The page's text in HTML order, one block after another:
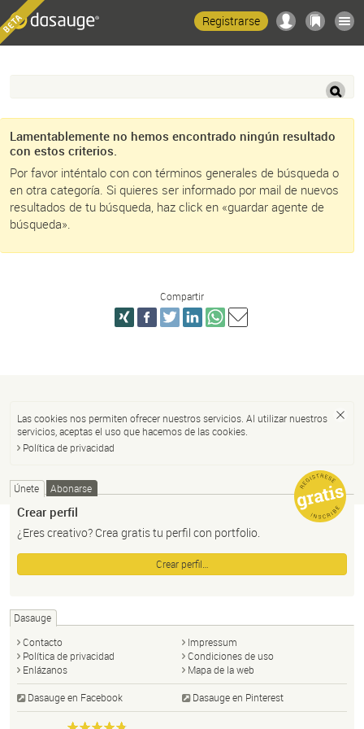
Registrarse
Lamentablemente no hemos encontrado ningún resultado
con estos criterios.
Por favor inténtalo con con términos generales de búsqueda o
en otra categoría. Si quieres ser informado por mail de nuevos
resultados de tu búsqueda, haz click en «guardar agente de
búsqueda».
Compartir
Las cookies nos permiten ofrecer nuestros servicios. Al utilizar nuestros
servicios, aceptas el uso que hacemos de las cookies.
Política de privacidad
Únete Abonarse
Crear perfil
¿Eres creativo? Crea gratis tu perfil con portfolio.
Crear perfil…
Dasauge
Contacto
Impressum
Política de privacidad
Condiciones de uso
Enlázanos
Mapa de la web
Dasauge en Facebook Dasauge en Pinterest